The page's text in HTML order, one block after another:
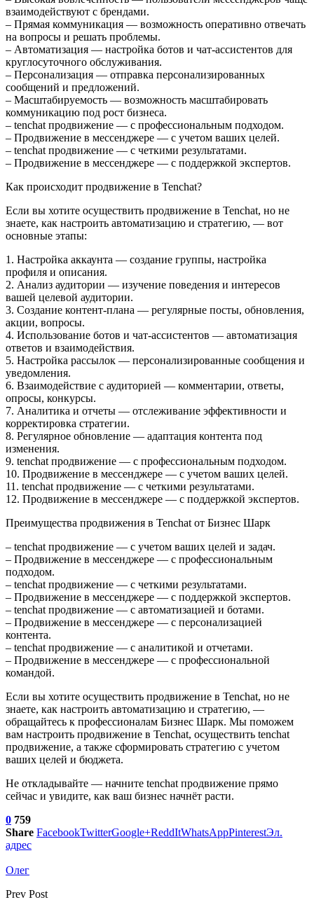
взаимодействуют с брендами.
– Прямая коммуникация — возможность оперативно отвечать
на вопросы и решать проблемы.
– Автоматизация — настройка ботов и чат-ассистентов для
круглосуточного обслуживания.
– Персонализация — отправка персонализированных
сообщений и предложений.
– Масштабируемость — возможность масштабировать
коммуникацию под рост бизнеса.
– tenchat продвижение — с профессиональным подходом.
– Продвижение в мессенджере — с учетом ваших целей.
– tenchat продвижение — с четкими результатами.
– Продвижение в мессенджере — с поддержкой экспертов.
Как происходит продвижение в Tenchat?
Если вы хотите осуществить продвижение в Tenchat, но не
знаете, как настроить автоматизацию и стратегию, — вот
основные этапы:
1. Настройка аккаунта — создание группы, настройка
профиля и описания.
2. Анализ аудитории — изучение поведения и интересов
вашей целевой аудитории.
3. Создание контент-плана — регулярные посты, обновления,
акции, вопросы.
4. Использование ботов и чат-ассистентов — автоматизация
ответов и взаимодействия.
5. Настройка рассылок — персонализированные сообщения и
уведомления.
6. Взаимодействие с аудиторией — комментарии, ответы,
опросы, конкурсы.
7. Аналитика и отчеты — отслеживание эффективности и
корректировка стратегии.
8. Регулярное обновление — адаптация контента под
изменения.
9. tenchat продвижение — с профессиональным подходом.
10. Продвижение в мессенджере — с учетом ваших целей.
11. tenchat продвижение — с четкими результатами.
12. Продвижение в мессенджере — с поддержкой экспертов.
Преимущества продвижения в Tenchat от Бизнес Шарк
– tenchat продвижение — с учетом ваших целей и задач.
– Продвижение в мессенджере — с профессиональным
подходом.
– tenchat продвижение — с четкими результатами.
– Продвижение в мессенджере — с поддержкой экспертов.
– tenchat продвижение — с автоматизацией и ботами.
– Продвижение в мессенджере — с персонализацией
контента.
– tenchat продвижение — с аналитикой и отчетами.
– Продвижение в мессенджере — с профессиональной
командой.
Если вы хотите осуществить продвижение в Tenchat, но не
знаете, как настроить автоматизацию и стратегию, —
обращайтесь к профессионалам Бизнес Шарк. Мы поможем
вам настроить продвижение в Tenchat, осуществить tenchat
продвижение, а также сформировать стратегию с учетом
ваших целей и бюджета.
Не откладывайте — начните tenchat продвижение прямо
сейчас и увидите, как ваш бизнес начнёт расти.
0 759
Share FacebookTwitterGoogle+ReddItWhatsAppPinterestЭл.
адрес
Олег
Prev Post